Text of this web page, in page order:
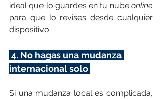
ideal que lo guardes en tu nube online
para que lo revises desde cualquier
dispositivo.
internacional solo
Si una mudanza local es complicada,